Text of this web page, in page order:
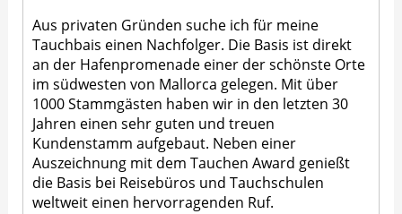
Aus privaten Gründen suche ich für meine
Tauchbais einen Nachfolger. Die Basis ist direkt
an der Hafenpromenade einer der schönste Orte
im südwesten von Mallorca gelegen. Mit über
1000 Stammgästen haben wir in den letzten 30
Jahren einen sehr guten und treuen
Kundenstamm aufgebaut. Neben einer
Auszeichnung mit dem Tauchen Award genießt
die Basis bei Reisebüros und Tauchschulen
weltweit einen hervorragenden Ruf.